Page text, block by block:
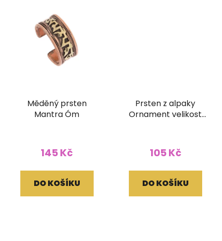
Měděný prsten
Mantra Óm
145 Kč
DO KOŠÍKU
Prsten z alpaky
Ornament velikost
105 Kč
DO KOŠÍKU